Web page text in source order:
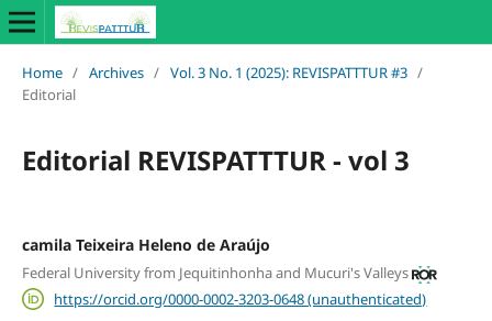
Home / Archives / Vol. 3 No. 1 (2025): REVISPATTTUR #3 /
Editorial
Editorial REVISPATTTUR - vol 3
camila Teixeira Heleno de Araújo
Federal University from Jequitinhonha and Mucuri's Valleys
https://orcid.org/0000-0002-3203-0648 (unauthenticated)